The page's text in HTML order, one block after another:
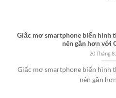
Giấc mơ smartphone biến hình
nên gần hơn với
20 Tháng
Giấc mơ smartphone biến hình
nên gần